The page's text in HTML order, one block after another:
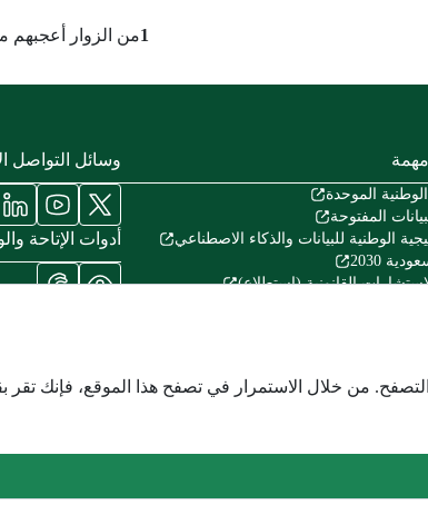
من خلال الاستمرار في تصفح هذا الموقع، فإنك
1من الزوار
الموحدة
المفتوحة
الوطنية للبيانات والذكاء الاصطناعي
2030
القانونية (استطلاع)
الوطني للوثائق والمحفوظات
وسائل التواصل
أدوات الإتاحة